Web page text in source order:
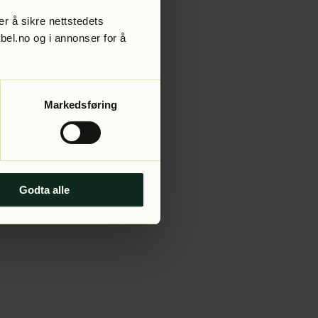
å sikre nettstedets
og i annonser for å
Markedsføring
Godta alle